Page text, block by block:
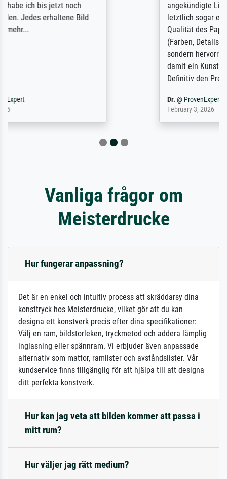
angekündigte Lieferzeit wurde aber
letztlich sogar etwas unterschritten. Die
sondern hervorragend. Selbst ein Druck ist
damit ein Kunstwerk im eigenen Sinne.
Vanliga frågor om
Meisterdrucke
Hur fungerar anpassning?
Det är en enkel och intuitiv process att skräddarsy dina
konsttryck hos Meisterdrucke, vilket gör att du kan
designa ett konstverk precis efter dina specifikationer:
Välj en ram, bildstorleken, tryckmetod och addera lämplig
inglasning eller spännram. Vi erbjuder även anpassade
alternativ som mattor, ramlister och avståndslister. Vår
kundservice finns tillgänglig för att hjälpa till att designa
ditt perfekta konstverk.
Hur kan jag veta att bilden kommer att passa i
mitt rum?
Hur väljer jag rätt medium?